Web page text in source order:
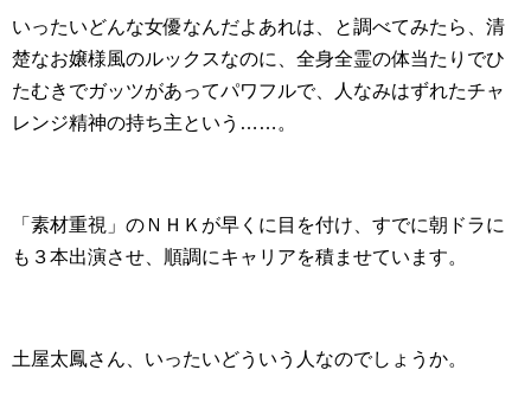
いったいどんな女優なんだよあれは、と調べてみたら、清
楚なお嬢様風のルックスなのに、全身全霊の体当たりでひ
たむきでガッツがあってパワフルで、人なみはずれたチャ
レンジ精神の持ち主という……。
「素材重視」のＮＨＫが早くに目を付け、すでに朝ドラに
も３本出演させ、順調にキャリアを積ませています。
土屋太鳳さん、いったいどういう人なのでしょうか。